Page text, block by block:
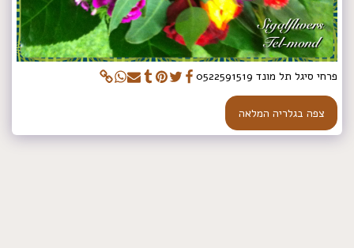
פרחי סיגל תל מונד 0522591519
צפה בגלריה המלאה